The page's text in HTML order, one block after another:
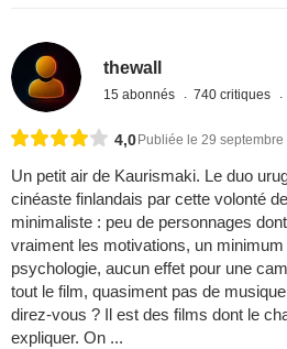
thewall
15 abonnés 740 critiques
4,0 Publiée le 29 septembre
Un petit air de Kaurismaki. Le duo
cinéaste finlandais par cette volonté
minimaliste : peu de personnages
vraiment les motivations, un
psychologie, aucun effet pour une
tout le film, quasiment pas de
direz-vous ? Il est des films dont le
expliquer. On ...